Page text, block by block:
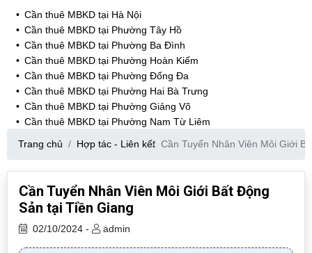
Cần thuê MBKD tại Hà Nội
Cần thuê MBKD tại Phường Tây Hồ
Cần thuê MBKD tại Phường Ba Đình
Cần thuê MBKD tại Phường Hoàn Kiếm
Cần thuê MBKD tại Phường Đống Đa
Cần thuê MBKD tại Phường Hai Bà Trưng
Cần thuê MBKD tại Phường Giảng Võ
Cần thuê MBKD tại Phường Nam Từ Liêm
Cần thuê MBKD tại Phường Cầu Giấy
Cần thuê MBKD tại Phường Thanh Xuân
Cần thuê MBKD tại Phường Hà Đông
Cần thuê MBKD tại Phường Hoàng Mai
Cần thuê MBKD tại Phường Ô Chợ Dừa
Cần thuê MBKD tại Phường Yên Hòa
Trang chủ Hợp tác - Liên kết Cần Tuyển Nhân Viên Môi Giới
Cần Tuyển Nhân Viên Môi Giới Bất Động
Sản tại Tiền Giang
02/10/2024 - admin